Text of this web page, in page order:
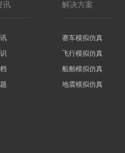
讯 解决方案
赛车模拟仿真
飞行模拟仿真
船舶模拟仿真
地震模拟仿真